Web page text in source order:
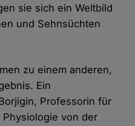
sie sich ein Weltbild
und Sehnsüchten
zu einem anderen,
Ein
Professorin für
von der